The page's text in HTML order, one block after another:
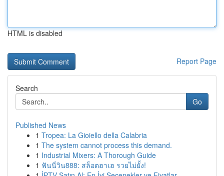
HTML is disabled
Report Page
Search
Go
Published News
1 Tropea: La Gioiello della Calabria
1 The system cannot process this demand.
1 Industrial Mixers: A Thorough Guide
1 ฟันนี่วิน888: สล็อตฮาเฮ รวยไม่ยั้ง!